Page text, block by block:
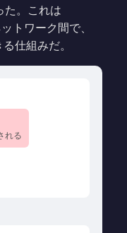
た。これは
トワーク間で、
仕組みだ。
れる